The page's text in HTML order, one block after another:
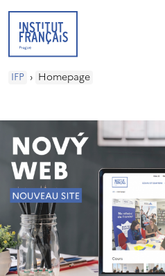
IFP › Homepage